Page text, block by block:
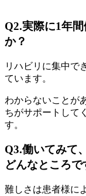
Q2.実際に1年
か？
リハビリに集中で
ています。
わからないことが
ちがサポートして
す。
Q3.働いてみて
どんなところで
難しさは患者様に